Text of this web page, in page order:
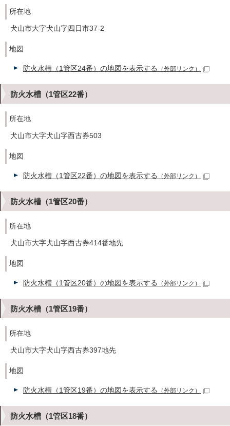
所在地
犬山市大字犬山字四日市37-2
地図
防火水槽（1管区24番）の地図を表示する （外部リンク）
防火水槽（1管区22番）
所在地
犬山市大字犬山字西古券503
地図
防火水槽（1管区22番）の地図を表示する （外部リンク）
防火水槽（1管区20番）
所在地
犬山市大字犬山字西古券414番地先
地図
防火水槽（1管区20番）の地図を表示する （外部リンク）
防火水槽（1管区19番）
所在地
犬山市大字犬山字西古券397地先
地図
防火水槽（1管区19番）の地図を表示する （外部リンク）
防火水槽（1管区18番）